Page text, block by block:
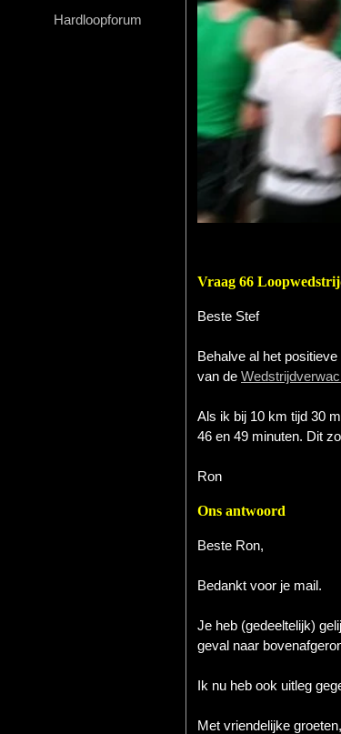
Hardloopforum
Vraag 66
Beste Stef
Behalve al het
van de
Als ik bij 10 km tijd 30
46 en 49 minuten. Dit
Ron
Ons antwoord
Beste Ron,
Bedankt voor je mail.
Je heb (gedeeltelijk)
geval naar
Ik nu heb ook uitleg
Met vriendelijke groeten,